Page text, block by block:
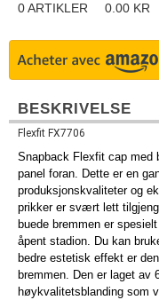
0ARTIKLER 0.00 KR
BESKRIVELSE
Flexfit FX7706
Snapback Flexfit cap med
panel foran. Dette er en
produksjonskvaliteter og
prikker er svært lett
buede bremmen er
åpent stadion. Du kan
bedre estetisk effekt er
bremmen. Den er laget av
høykvalitetsblanding som